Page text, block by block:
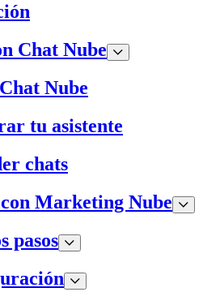
Chat Nube
Nube
tu asistente
chats
Marketing Nube
pasos